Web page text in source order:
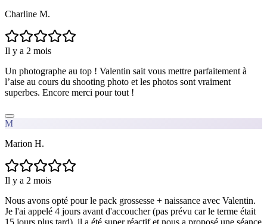
Charline M.
Il y a 2 mois
Un photographe au top ! Valentin sait vous mettre parfaitement à
l’aise au cours du shooting photo et les photos sont vraiment
superbes. Encore merci pour tout !
M
Marion H.
Il y a 2 mois
Nous avons opté pour le pack grossesse + naissance avec Valentin.
Je l'ai appelé 4 jours avant d'accoucher (pas prévu car le terme était